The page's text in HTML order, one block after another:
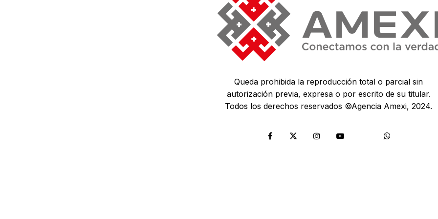
Queda prohibida la reproducción total o parcial sin
autorización previa, expresa o por escrito de su titular.
Todos los derechos reservados ©Agencia Amexi, 2024.